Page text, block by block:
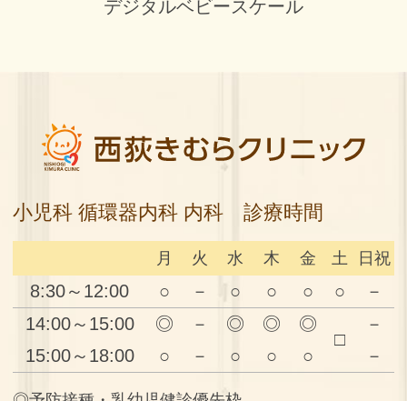
デジタルベビースケール
小児科 循環器内科 内科 診療時間
月 火 水 木 金 土 日祝
8:30～12:00 ○ － ○ ○ ○ ○
－
14:00～15:00
◎ － ◎ ◎ ◎
□
－
15:00～18:00
○ － ○ ○ ○ －